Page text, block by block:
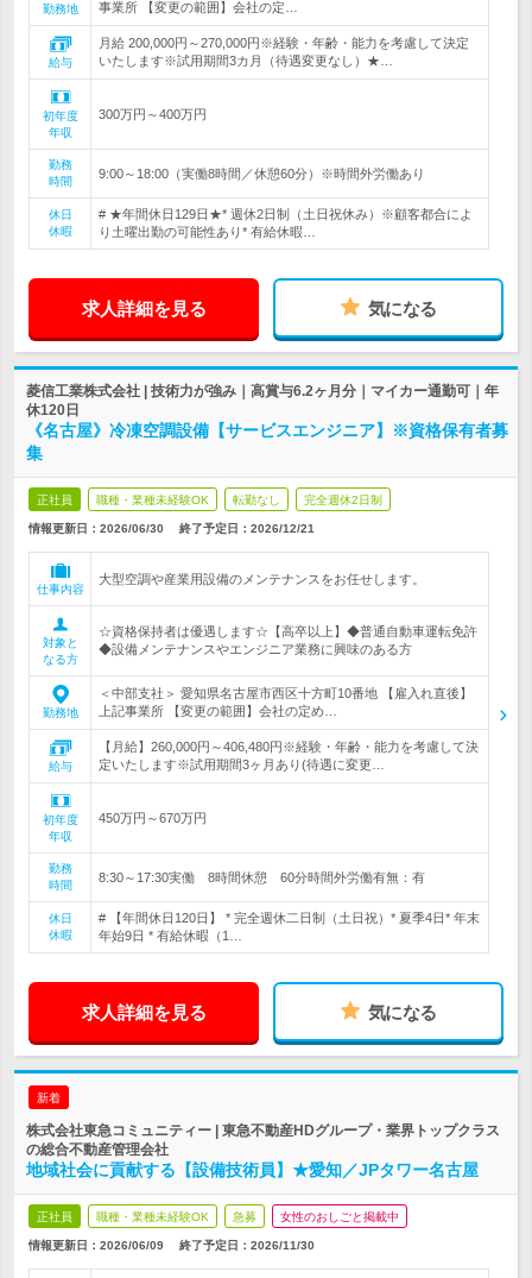
勤務地 事業所 【変更の範囲】会社の定…
給与
月給 200,000円～270,000円※経験・年齢・能力を考慮して決定
いたします※試用期間3カ月（待遇変更なし）★…
初年度
年収
300万円～400万円
勤務
時間
9:00～18:00（実働8時間／休憩60分）※時間外労働あり
休日
休暇
# ★年間休日129日★* 週休2日制（土日祝休み）※顧客都合によ
り土曜出勤の可能性あり* 有給休暇…
求人詳細を見る 気になる
菱信工業株式会社 | 技術力が強み｜高賞与6.2ヶ月分｜マイカー通勤可｜年
休120日
《名古屋》冷凍空調設備【サービスエンジニア】※資格保有者募
集
正社員 職種・業種未経験OK 転勤なし 完全週休2日制
情報更新日：2026/06/30 終了予定日： 2026/12/21
仕事内容
大型空調や産業用設備のメンテナンスをお任せします。
対象と
なる方
☆資格保持者は優遇します☆【高卒以上】◆普通自動車運転免許
◆設備メンテナンスやエンジニア業務に興味のある方
勤務地
＜中部支社＞ 愛知県名古屋市西区十方町10番地 【雇入れ直後】
上記事業所 【変更の範囲】会社の定め…
給与
【月給】260,000円～406,480円※経験・年齢・能力を考慮して決
定いたします※試用期間3ヶ月あり(待遇に変更…
初年度
年収
450万円～670万円
勤務
時間
8:30～17:30実働 8時間休憩 60分時間外労働有無：有
休日
休暇
# 【年間休日120日】 * 完全週休二日制（土日祝）* 夏季4日* 年末
年始9日 * 有給休暇（1…
求人詳細を見る 気になる
新着
株式会社東急コミュニティー | 東急不動産HDグループ・業界トップクラス
の総合不動産管理会社
地域社会に貢献する【設備技術員】★愛知／JPタワー名古屋
正社員 職種・業種未経験OK 急募 女性のおしごと掲載中
情報更新日：2026/06/09 終了予定日： 2026/11/30